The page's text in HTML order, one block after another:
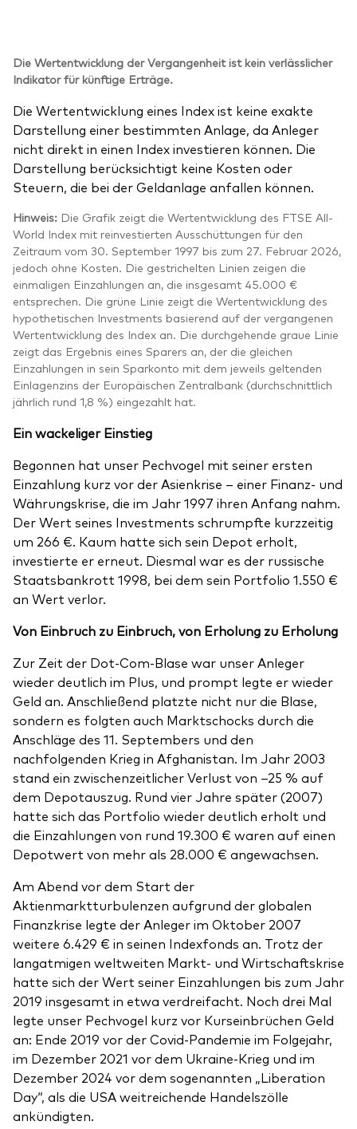
Die Wertentwicklung der Vergangenheit ist kein verlässlicher
Indikator für künftige Erträge.
Die Wertentwicklung eines Index ist keine exakte
Darstellung einer bestimmten Anlage, da Anleger
nicht direkt in einen Index investieren können. Die
Darstellung berücksichtigt keine Kosten oder
Steuern, die bei der Geldanlage anfallen können.
Hinweis: Die Grafik zeigt die Wertentwicklung des FTSE All-
World Index mit reinvestierten Ausschüttungen für den
Zeitraum vom 30. September 1997 bis zum 27. Februar 2026,
jedoch ohne Kosten. Die gestrichelten Linien zeigen die
einmaligen Einzahlungen an, die insgesamt 45.000 €
entsprechen. Die grüne Linie zeigt die Wertentwicklung des
hypothetischen Investments basierend auf der vergangenen
Wertentwicklung des Index an. Die durchgehende graue Linie
zeigt das Ergebnis eines Sparers an, der die gleichen
Einzahlungen in sein Sparkonto mit dem jeweils geltenden
Einlagenzins der Europäischen Zentralbank (durchschnittlich
jährlich rund 1,8 %) eingezahlt hat.
Ein wackeliger Einstieg
Begonnen hat unser Pechvogel mit seiner ersten
Einzahlung kurz vor der Asienkrise – einer Finanz- und
Währungskrise, die im Jahr 1997 ihren Anfang nahm.
Der Wert seines Investments schrumpfte kurzzeitig
um 266 €. Kaum hatte sich sein Depot erholt,
investierte er erneut. Diesmal war es der russische
Staatsbankrott 1998, bei dem sein Portfolio 1.550 €
an Wert verlor.
Von Einbruch zu Einbruch, von Erholung zu Erholung
Zur Zeit der Dot-Com-Blase war unser Anleger
wieder deutlich im Plus, und prompt legte er wieder
Geld an. Anschließend platzte nicht nur die Blase,
sondern es folgten auch Marktschocks durch die
Anschläge des 11. Septembers und den
nachfolgenden Krieg in Afghanistan. Im Jahr 2003
stand ein zwischenzeitlicher Verlust von –25 % auf
dem Depotauszug. Rund vier Jahre später (2007)
hatte sich das Portfolio wieder deutlich erholt und
die Einzahlungen von rund 19.300 € waren auf einen
Depotwert von mehr als 28.000 € angewachsen.
Am Abend vor dem Start der
Aktienmarktturbulenzen aufgrund der globalen
Finanzkrise legte der Anleger im Oktober 2007
weitere 6.429 € in seinen Indexfonds an. Trotz der
langatmigen weltweiten Markt- und Wirtschaftskrise
hatte sich der Wert seiner Einzahlungen bis zum Jahr
2019 insgesamt in etwa verdreifacht. Noch drei Mal
legte unser Pechvogel kurz vor Kurseinbrüchen Geld
an: Ende 2019 vor der Covid-Pandemie im Folgejahr,
im Dezember 2021 vor dem Ukraine-Krieg und im
Dezember 2024 vor dem sogenannten „Liberation
Day“, als die USA weitreichende Handelszölle
ankündigten.